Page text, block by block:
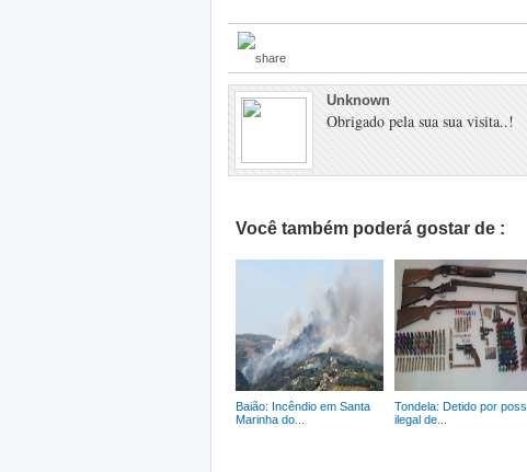
Unknown
Obrigado pela sua sua visita..!
Você também poderá gostar de :
Baião: Incêndio em Santa
Marinha do...
Tondela: Detido por
ilegal de...